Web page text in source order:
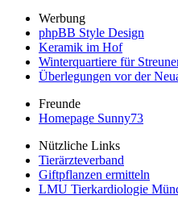
Werbung
phpBB Style Design
Keramik im Hof
Winterquartiere für
Überlegungen vor der
Freunde
Homepage Sunny73
Nützliche Links
Tierärzteverband
Giftpflanzen ermitteln
LMU Tierkardiologie